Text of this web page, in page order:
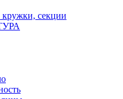
кружки, секции